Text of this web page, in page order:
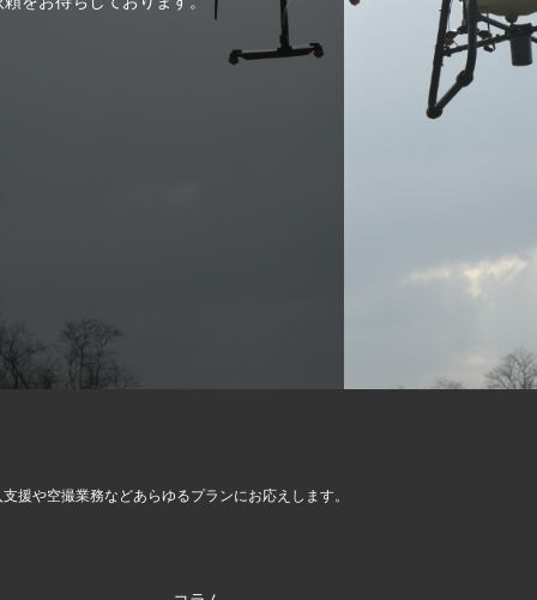
援や空撮業務などあらゆるプランにお応えします。